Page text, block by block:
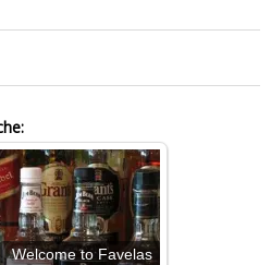
Welcome to Favelas